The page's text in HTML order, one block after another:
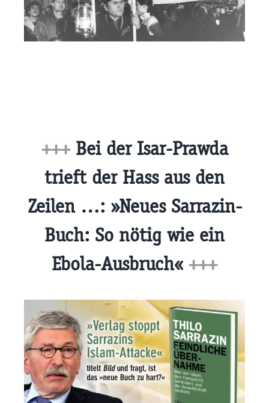
+++Bei der Isar-Prawda
trieft der Hass aus den
Zeilen …: »Neues Sarrazin-
Buch: So nötig wie ein
Ebola-Ausbruch« +++